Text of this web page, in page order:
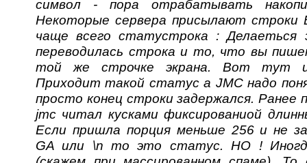
символ - пора отрабатывать
Некоторые сервера присылают строки
чаще всего статустрока :
переводилась строка и то, что вы
той же строчке экрана. Вот тут и
Приходит такой статус а JMC надо
просто конец строки задержался. Ранее
jmc читал кусками фиксированиой
Если пришла порция меньше 256 и не
GA или \n то это статус. НО !